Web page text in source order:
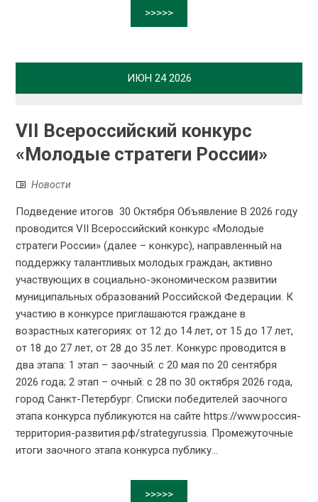
>>>>>
ИЮН 24 2026
VII Всероссийский конкурс
«Молодые стратеги России»
Новости
Подведение итогов 30 Октября Объявление В 2026 году
проводится VII Всероссийский конкурс «Молодые
стратеги России» (далее – конкурс), направленный на
поддержку талантливых молодых граждан, активно
участвующих в социально-экономическом развитии
муниципальных образований Российской Федерации. К
участию в конкурсе приглашаются граждане в
возрастных категориях: от 12 до 14 лет, от 15 до 17 лет,
от 18 до 27 лет, от 28 до 35 лет. Конкурс проводится в
два этапа: 1 этап – заочный: с 20 мая по 20 сентября
2026 года; 2 этап – очный: с 28 по 30 октября 2026 года,
город Санкт-Петербург. Списки победителей заочного
этапа конкурса публикуются на сайте https://www.россия-
территория-развития.рф/strategyrussia. Промежуточные
итоги заочного этапа конкурса публику...
>>>>>